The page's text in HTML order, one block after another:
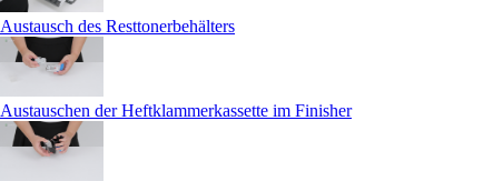
Austausch des Resttonerbehälters
Austauschen der Heftklammerkassette im Finisher